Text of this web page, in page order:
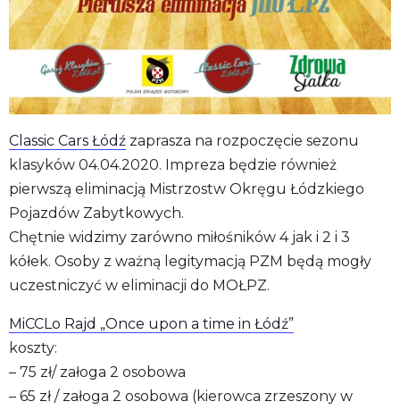
Classic Cars Łódź zaprasza na rozpoczęcie sezonu
klasyków 04.04.2020. Impreza będzie również
pierwszą eliminacją Mistrzostw Okręgu Łódzkiego
Pojazdów Zabytkowych.
Chętnie widzimy zarówno miłośników 4 jak i 2 i 3
kółek. Osoby z ważną legitymacją PZM będą mogły
uczestniczyć w eliminacji do MOŁPZ.
MiCCLo Rajd „Once upon a time in Łódź”
koszty:
– 75 zł/ załoga 2 osobowa
– 65 zł / załoga 2 osobowa (kierowca zrzeszony w